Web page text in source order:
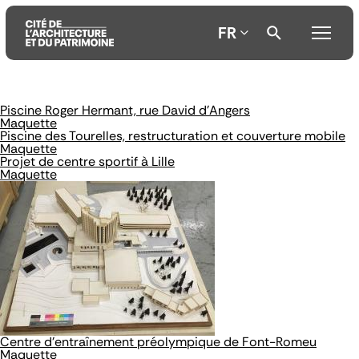
Aller
au
contenu
principal
Aller
au
menu
principal
Aller
à
la
recherche
FR
Piscine Roger Hermant, rue David d'Angers
Maquette
Piscine des Tourelles, restructuration et couverture mobile
Maquette
Projet de centre sportif à Lille
Maquette
Centre d’entraînement préolympique de Font-Romeu
Maquette